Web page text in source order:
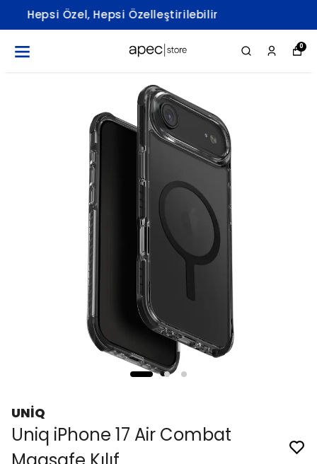
Apec Store Resmi Sayfasına Hoş
Geldiniz.
0
UNİQ
Uniq iPhone 17 Air Combat